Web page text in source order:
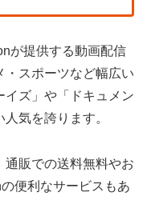
が提供する動画配信
スポーツなど幅広い
イズ」や「ドキュメン
気を誇ります。
通販での送料無料やお
便利なサービスもあ